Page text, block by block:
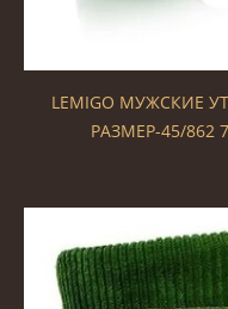
LEMIGO МУЖСКИЕ
РАЗМЕР-45/862